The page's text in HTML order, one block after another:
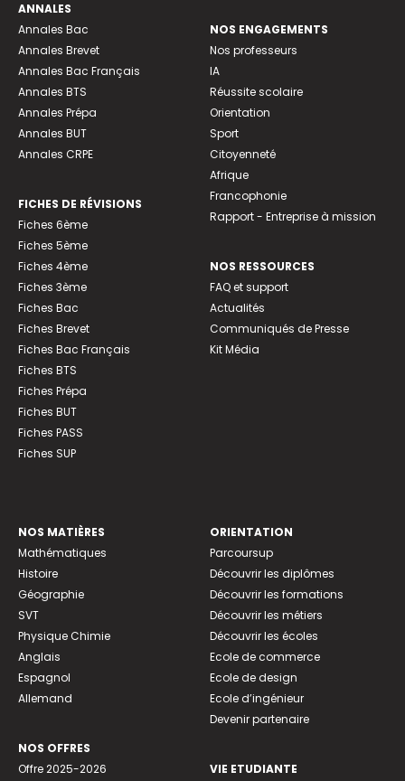
ANNALES
Annales Bac
Annales Brevet
Annales Bac Français
Annales BTS
Annales Prépa
Annales BUT
Annales CRPE
FICHES DE RÉVISIONS
Fiches 6ème
Fiches 5ème
Fiches 4ème
Fiches 3ème
Fiches Bac
Fiches Brevet
Fiches Bac Français
Fiches BTS
Fiches Prépa
Fiches BUT
Fiches PASS
Fiches SUP
NOS ENGAGEMENTS
Nos professeurs
IA
Réussite scolaire
Orientation
Sport
Citoyenneté
Afrique
Francophonie
Rapport - Entreprise à mission
NOS RESSOURCES
FAQ et support
Actualités
Communiqués de Presse
Kit Média
NOS MATIÈRES
Mathématiques
Histoire
Géographie
SVT
Physique Chimie
Anglais
Espagnol
Allemand
NOS OFFRES
Offre 2025-2026
ORIENTATION
Parcoursup
Découvrir les diplômes
Découvrir les formations
Découvrir les métiers
Découvrir les écoles
Ecole de commerce
Ecole de design
Ecole d’ingénieur
Devenir partenaire
VIE ETUDIANTE